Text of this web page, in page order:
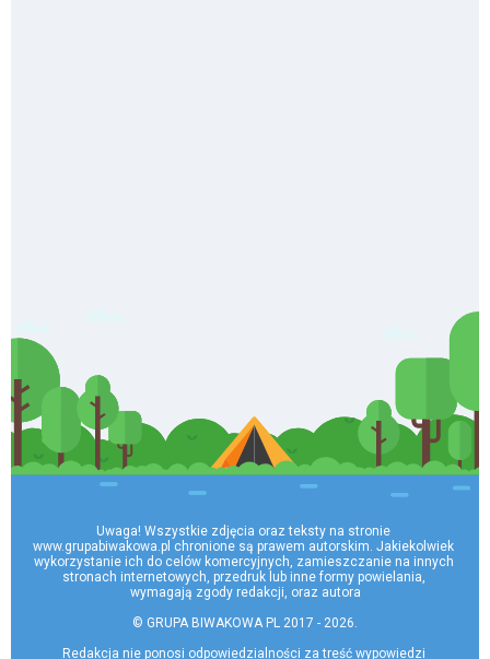
Uwaga! Wszystkie zdjęcia oraz teksty na stronie
www.grupabiwakowa.pl chronione są prawem autorskim. Jakiekolwiek
wykorzystanie ich do celów komercyjnych, zamieszczanie na innych
stronach internetowych, przedruk lub inne formy powielania,
wymagają zgody redakcji, oraz autora
© GRUPA BIWAKOWA PL 2017 - 2026.
Redakcja nie ponosi odpowiedzialności za treść wypowiedzi